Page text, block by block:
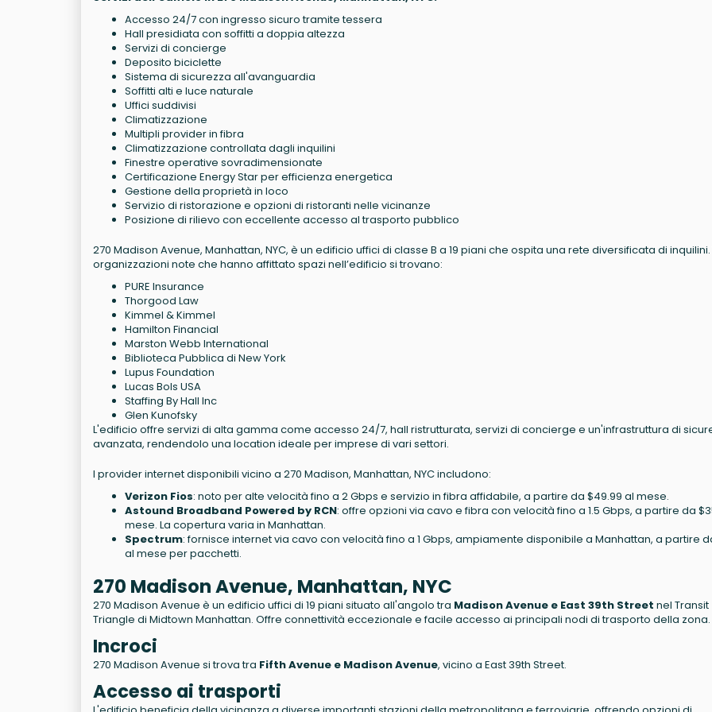
Accesso 24/7 con ingresso sicuro tramite tessera
Hall presidiata con soffitti a doppia altezza
Servizi di concierge
Deposito biciclette
Sistema di sicurezza all'avanguardia
Soffitti alti e luce naturale
Uffici suddivisi
Climatizzazione
Multipli provider in fibra
Climatizzazione controllata dagli inquilini
Finestre operative sovradimensionate
Certificazione Energy Star per efficienza energetica
Gestione della proprietà in loco
Servizio di ristorazione e opzioni di ristoranti nelle vicinanze
Posizione di rilievo con eccellente accesso al trasporto pubblico
270 Madison Avenue, Manhattan, NYC, è un edificio uffici di classe B a 19 piani che ospita una rete diversificata di inquilini.
organizzazioni note che hanno affittato spazi nell’edificio si trovano:
PURE Insurance
Thorgood Law
Kimmel & Kimmel
Hamilton Financial
Marston Webb International
Biblioteca Pubblica di New York
Lupus Foundation
Lucas Bols USA
Staffing By Hall Inc
Glen Kunofsky
L'edificio offre servizi di alta gamma come accesso 24/7, hall ristrutturata, servizi di concierge e un'infrastruttura di
avanzata, rendendolo una location ideale per imprese di vari settori.
I provider internet disponibili vicino a 270 Madison, Manhattan, NYC includono:
Verizon Fios: noto per alte velocità fino a 2 Gbps e servizio in fibra affidabile, a partire da $49.99 al mese.
Astound Broadband Powered by RCN: offre opzioni via cavo e fibra con velocità fino a 1.5 Gbps, a partire da
mese. La copertura varia in Manhattan.
Spectrum: fornisce internet via cavo con velocità fino a 1 Gbps, ampiamente disponibile a Manhattan, a partire
al mese per pacchetti.
270 Madison Avenue, Manhattan, NYC
270 Madison Avenue è un edificio uffici di 19 piani situato all'angolo tra Madison Avenue e East 39th Street nel Transit
Triangle di Midtown Manhattan. Offre connettività eccezionale e facile accesso ai principali nodi di trasporto della zona.
Incroci
270 Madison Avenue si trova tra Fifth Avenue e Madison Avenue, vicino a East 39th Street.
Accesso ai trasporti